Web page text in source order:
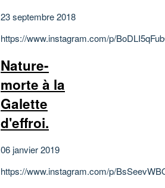
23 septembre 2018
https://www.instagram.com/p/
Nature-
morte à la
Galette
d'effroi.
06 janvier 2019
https://www.instagram.com/p/